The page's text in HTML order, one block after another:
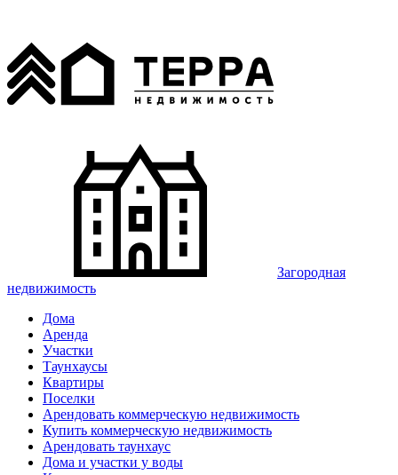
Загородная
недвижимость
Дома
Аренда
Участки
Таунхаусы
Квартиры
Поселки
Арендовать коммерческую недвижимость
Купить коммерческую недвижимость
Арендовать таунхаус
Дома и участки у воды